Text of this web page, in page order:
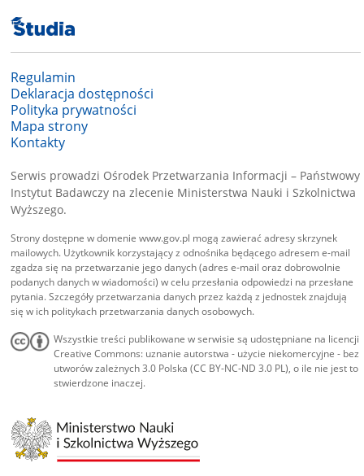
Regulamin
Deklaracja dostępności
Mapa strony
Kontakty
Serwis prowadzi Ośrodek Przetwarzania Informacji – Państwowy
Instytut Badawczy na zlecenie Ministerstwa Nauki i Szkolnictwa
Wyższego.
Strony dostępne w domenie www.gov.pl mogą zawierać adresy skrzynek
mailowych. Użytkownik korzystający z odnośnika będącego adresem e-mail
zgadza się na przetwarzanie jego danych (adres e-mail oraz dobrowolnie
podanych danych w wiadomości) w celu przesłania odpowiedzi na przesłane
pytania. Szczegóły przetwarzania danych przez każdą z jednostek znajdują
się w ich politykach przetwarzania danych osobowych.
Wszystkie treści publikowane w serwisie są udostępniane na licencji
Creative Commons: uznanie autorstwa - użycie niekomercyjne - bez
utworów zależnych 3.0 Polska (CC BY-NC-ND 3.0 PL), o ile nie jest to
stwierdzone inaczej.